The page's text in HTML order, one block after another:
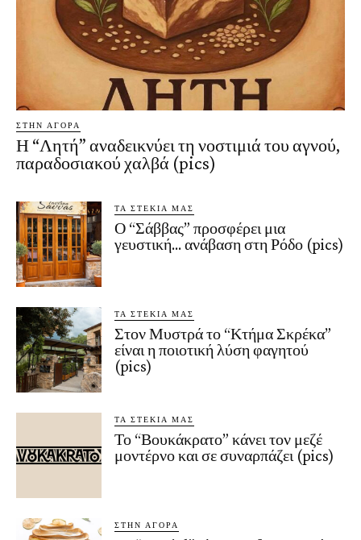
ΣΤΗΝ ΑΓΟΡΑ
Η “Λητή” αναδεικνύει τη νοστιμιά του αγνού,
παραδοσιακού χαλβά (pics)
ΤΑ ΣΤΕΚΙΑ ΜΑΣ
Ο “Σάββας” προσφέρει μια
γευστική… ανάβαση στη Ρόδο (pics)
ΤΑ ΣΤΕΚΙΑ ΜΑΣ
Στον Μυστρά το “Κτήμα Σκρέκα”
είναι η ποιοτική λύση φαγητού
(pics)
ΤΑ ΣΤΕΚΙΑ ΜΑΣ
Το “Βουκάκρατο” κάνει τον μεζέ
μοντέρνο και σε συναρπάζει (pics)
ΣΤΗΝ ΑΓΟΡΑ